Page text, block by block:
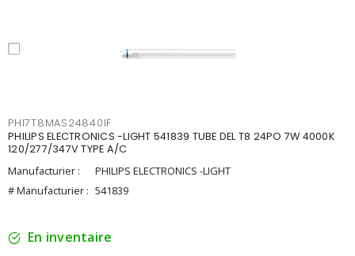
PHI7T8MAS24840IF
PHILIPS ELECTRONICS -LIGHT 541839 TUBE DEL T8 24PO 7W 4000K
120/277/347V TYPE A/C
Manufacturier :
PHILIPS ELECTRONICS -LIGHT
# Manufacturier : 541839
En inventaire